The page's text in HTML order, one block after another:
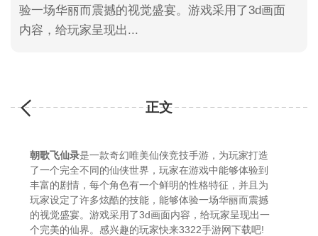
验一场华丽而震撼的视觉盛宴。游戏采用了3d画面
内容，给玩家呈现出...
正文
朝歌飞仙录是一款奇幻唯美仙侠竞技手游，为玩家打造
了一个完全不同的仙侠世界，玩家在游戏中能够体验到
丰富的剧情，每个角色有一个鲜明的性格特征，并且为
玩家设定了许多炫酷的技能，能够体验一场华丽而震撼
的视觉盛宴。游戏采用了3d画面内容，给玩家呈现出一
个完美的仙界。感兴趣的玩家快来3322手游网下载吧!